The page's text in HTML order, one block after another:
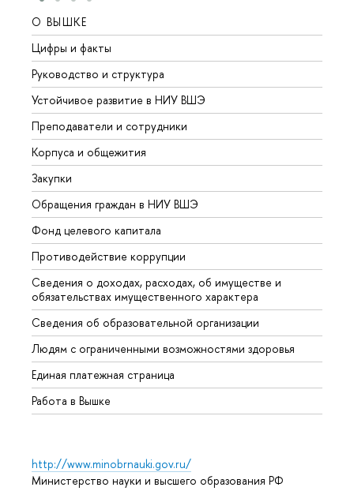
О ВЫШКЕ
Цифры и факты
Руководство и структура
Устойчивое развитие в НИУ ВШЭ
Преподаватели и сотрудники
Корпуса и общежития
Закупки
Обращения граждан в НИУ ВШЭ
Фонд целевого капитала
Противодействие коррупции
Сведения о доходах, расходах, об имуществе и
обязательствах имущественного характера
Сведения об образовательной организации
Людям с ограниченными возможностями здоровья
Единая платежная страница
Работа в Вышке
http://www.minobrnauki.gov.ru/
Министерство науки и высшего образования РФ